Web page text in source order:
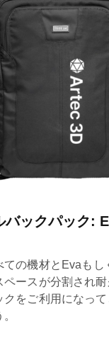
バックパック:
ての機材とEvaも
ペースが分割され
クをご利用になっ